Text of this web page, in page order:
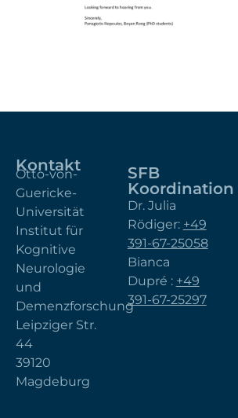
Kontakt
Otto-von-
Guericke-
Universität
Institut für
Kognitive
Neurologie
und
Demenzforschung
Leipziger Str.
44
39120
Magdeburg
SFB
Koordination
Dr. Julia
Rödiger: +49
391-67-25058
Bianca
Dupré : +49
391-67-25297